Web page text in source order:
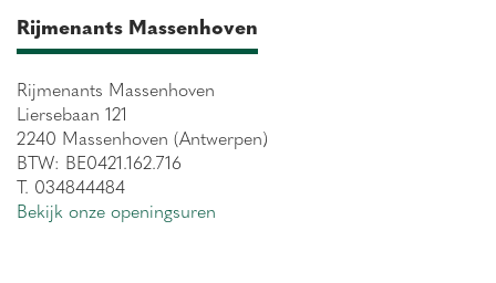
Rijmenants Massenhoven
Rijmenants Massenhoven
Liersebaan 121
2240 Massenhoven (Antwerpen)
BTW: BE0421.162.716
T. 034844484
Bekijk onze openingsuren